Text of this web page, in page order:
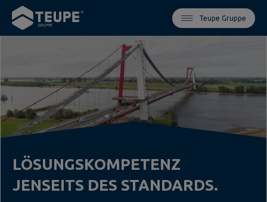
Teupe Gruppe
LÖSUNGSKOMPETENZ
JENSEITS DES STANDARDS.